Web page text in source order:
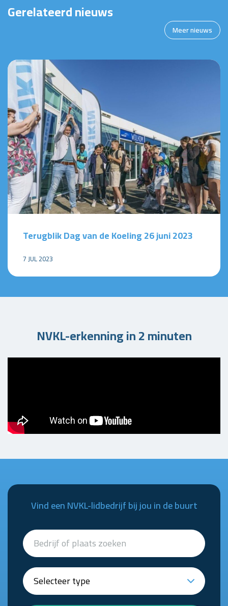
Gerelateerd nieuws
Meer nieuws
Terugblik Dag van de Koeling 26 juni 2023
7 JUL 2023
NVKL-erkenning in 2 minuten
Vind een NVKL-lidbedrijf bij jou in de buurt